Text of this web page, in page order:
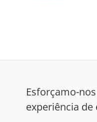
Esforçamo-
experiência de